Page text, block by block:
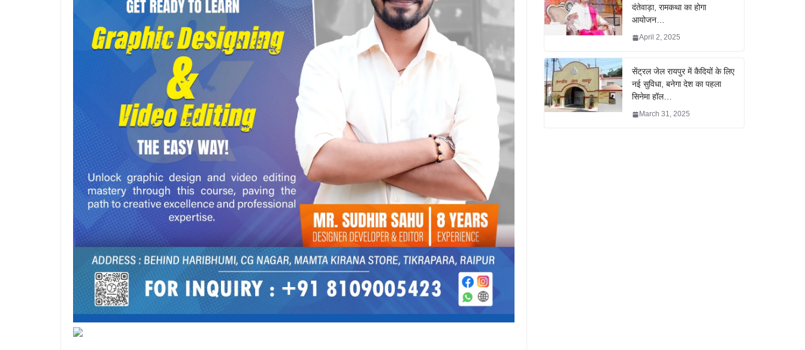
दंतेवाड़ा, रामकथा का होगा
आयोजन…
April 2, 2025
सेंट्रल जेल रायपुर में कैदियों के लिए
नई सुविधा, बनेगा देश का पहला
सिनेमा हॉल…
March 31, 2025